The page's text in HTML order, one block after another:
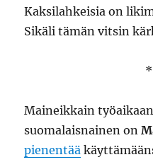
Kaksilahkeisia on
Sikäli tämän vitsin
Maineikkain
suomalaisnainen on
pienentää